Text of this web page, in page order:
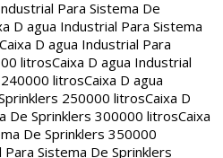
Para Sistema De
D agua Industrial Para Sistema
Caixa D agua Industrial Para
litrosCaixa D agua Industrial
litrosCaixa D agua
250000 litrosCaixa D
De Sprinklers 300000 litrosCaixa
De Sprinklers 350000
Sistema De Sprinklers